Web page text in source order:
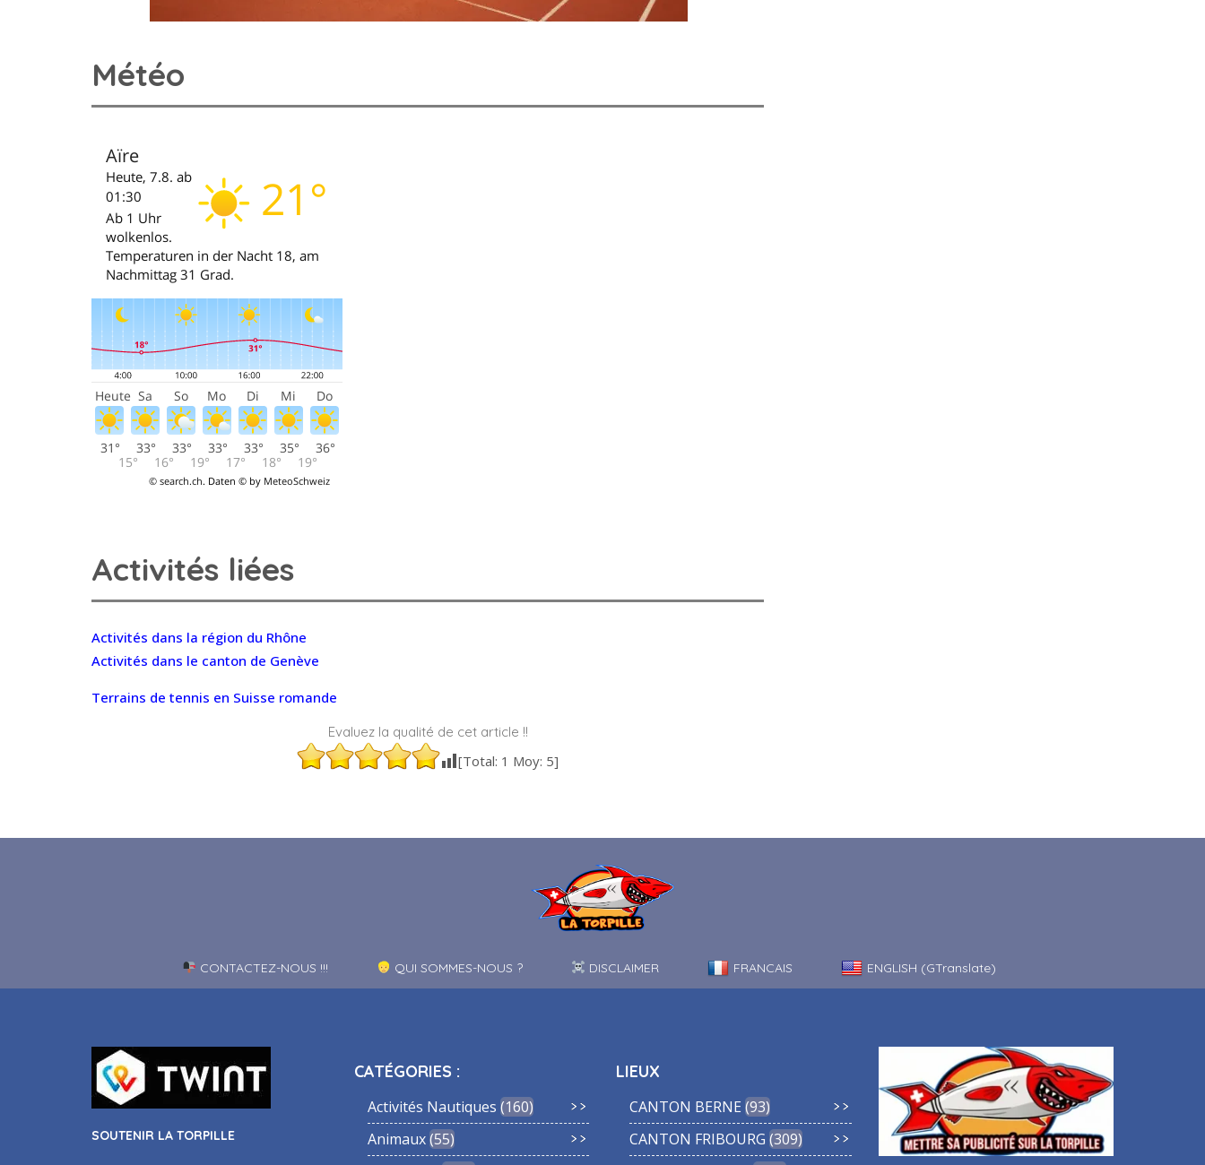
Météo
Activités liées
Activités dans la région du Rhône
Activités dans le canton de Genève
Terrains de tennis en Suisse romande
Evaluez la qualité de cet article !!
[Total: 1 Moy: 5]
CONTACTEZ-NOUS !!! QUI SOMMES-NOUS ? DISCLAIMER FRANCAIS ENGLISH (GTranslate)
SOUTENIR LA TORPILLE
CATÉGORIES :
Activités Nautiques 160
Animaux 55
LIEUX
CANTON BERNE 93
CANTON FRIBOURG 309